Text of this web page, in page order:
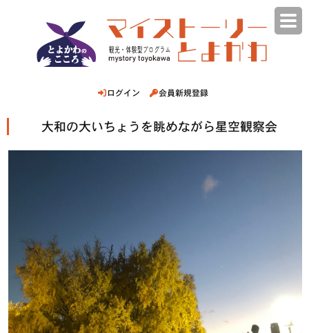
ログイン 会員新規登録
大和の大いちょうを眺めながら星空観察会